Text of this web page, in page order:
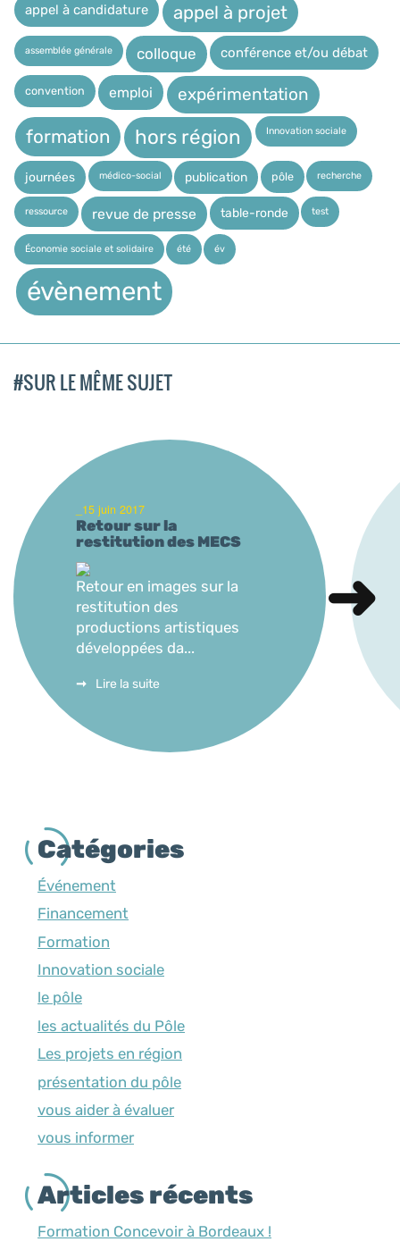
appel à candidature appel à projet
assemblée générale colloque conférence et/ou débat
convention emploi expérimentation
formation hors région Innovation sociale
journées médico-social publication pôle recherche
ressource revue de presse table-ronde test
Économie sociale et solidaire été év
évènement
#SUR LE MÊME SUJET
_15 juin 2017
Retour sur la
restitution des MECS
Retour en images sur la
restitution des
productions artistiques
développées da...
Lire la suite
Catégories
Événement
Financement
Formation
Innovation sociale
le pôle
les actualités du Pôle
Les projets en région
présentation du pôle
vous aider à évaluer
vous informer
Articles récents
Formation Concevoir à Bordeaux !